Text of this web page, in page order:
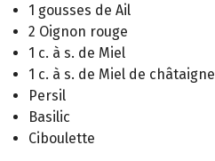
1 gousses de Ail
2 Oignon rouge
1 c. à s. de Miel
1 c. à s. de Miel de châtaigne
Persil
Basilic
Ciboulette